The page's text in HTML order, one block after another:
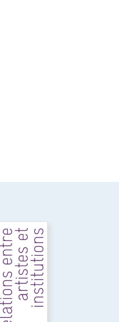
relations
et
les
artistes et
analysant les
aspirations